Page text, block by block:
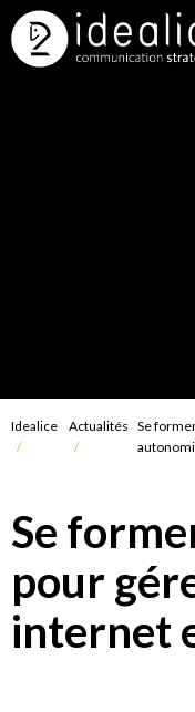
Idealice Actualités
Se
Se
pour
internet